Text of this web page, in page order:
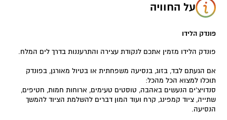
על החוויה
פונדק הלידו
פונדק הלידו מזמין אתכם לנקודת עצירה והתרעננות בדרך לים המלח.
אם הגעתם לבד, בזוג, בנסיעה משפחתית או בטיול מאורגן, בפונדק
תוכלו למצוא הכל מהכל:
סנדויצ'ים הנעשים באהבה, טוסטים טעימים, ארוחות חמות, חטיפים,
שתייה, ציוד קמפינג, קרח ועוד המון דברים להשלמת הציוד להמשך
הנסיעה.